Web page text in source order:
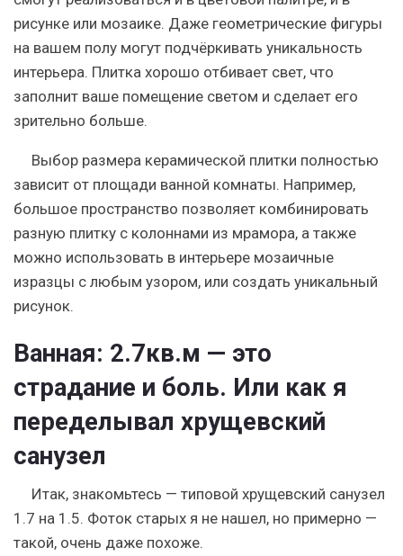
рисунке или мозаике. Даже геометрические фигуры
на вашем полу могут подчёркивать уникальность
интерьера. Плитка хорошо отбивает свет, что
заполнит ваше помещение светом и сделает его
зрительно больше.
Выбор размера керамической плитки полностью
зависит от площади ванной комнаты. Например,
большое пространство позволяет комбинировать
разную плитку с колоннами из мрамора, а также
можно использовать в интерьере мозаичные
изразцы с любым узором, или создать уникальный
рисунок.
Ванная: 2.7кв.м — это
страдание и боль. Или как я
переделывал хрущевский
санузел
Итак, знакомьтесь — типовой хрущевский санузел
1.7 на 1.5. Фоток старых я не нашел, но примерно —
такой, очень даже похоже.